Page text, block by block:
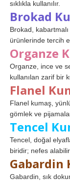
sıklıkla kullanılır.
Brokad
Brokad,
ürünlerinde tercih
Organze
Organze, ince ve
kullanılan zarif bir
Flanel
Flanel kumaş,
gömlek ve
Tencel
Tencel, doğal
biridir; nefes
Gabardin
Gabardin, sık